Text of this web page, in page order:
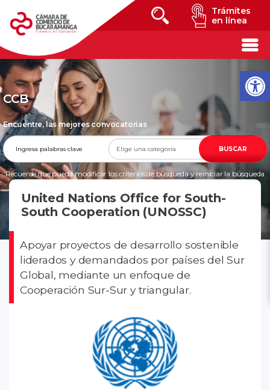
Trámites
en línea
CCB
Encuentre, las mejores convocatorias
BUSCAR
Recuerde que pueda modificar los criterios de búsqueda y reiniciar la búsqueda
United Nations Office for South-
South Cooperation (UNOSSC)
Apoyar proyectos de desarrollo sostenible
liderados y demandados por países del Sur
Global, mediante un enfoque de
Cooperación Sur-Sur y triangular.